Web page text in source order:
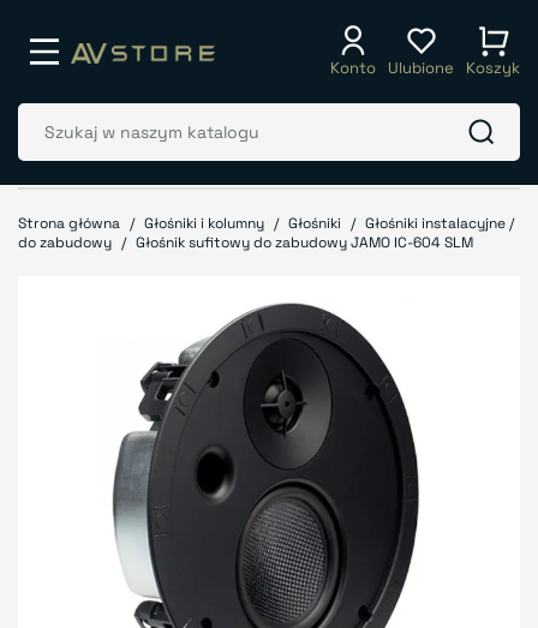
Konto Ulubione Koszyk
Strona główna Głośniki i kolumny Głośniki
Głośniki instalacyjne /
do zabudowy
Głośnik sufitowy do zabudowy JAMO IC-604 SLM